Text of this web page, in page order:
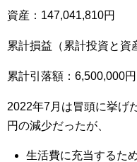
資産：147,041,810円
累計損益（累計投資と資
累計引落額：6,500,000
2022年7月は冒頭に挙げ
円の減少だったが、
生活費に充当するた